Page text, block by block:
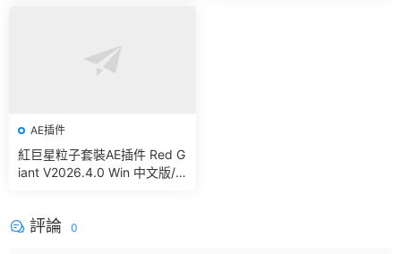
AE插件
紅巨星粒子套裝AE插件 Red G
iant V2026.4.0 Win 中文版/
評論 0